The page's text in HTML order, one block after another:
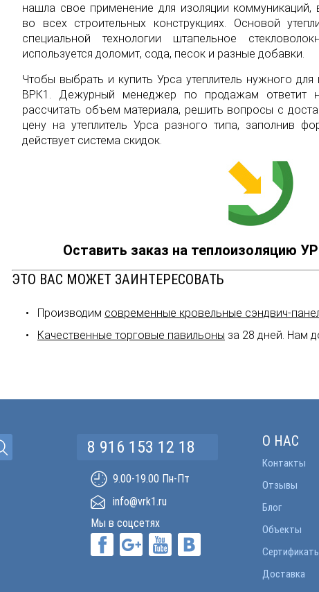
нашла свое применение для изоляции коммуникаций,
во всех строительных конструкциях. Основой
специальной технологии штапельное
используется доломит, сода, песок и разные добавки.
Чтобы выбрать и купить Урса утеплитель нужного
ВРК1. Дежурный менеджер по продажам ответит
рассчитать объем материала, решить вопросы с
цену на утеплитель Урса разного типа, заполнив
действует система скидок.
Оставить заказ на теплоизоляцию
ЭТО ВАС МОЖЕТ ЗАИНТЕРЕСОВАТЬ
Производим современные кровельные сэндвич-
Качественные торговые павильоны за 28 дней. Нам
8 916 153 12 18
9.00-19.00 Пн-Пт
info@vrk1.ru
Мы в соцсетях
О НАС
Контакты
Отзывы
Блог
Объекты
Доставка